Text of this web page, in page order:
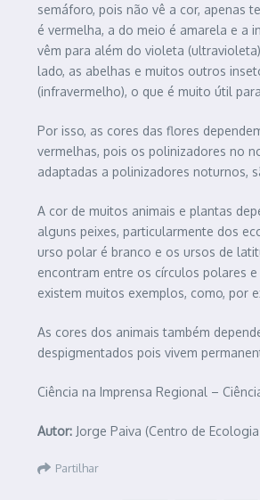
semáforo, pois não vê a cor, apenas
é vermelha, a do meio é amarela e a
vêm para além do violeta
lado, as abelhas e muitos outros
(infravermelho), o que é muito útil
Por isso, as cores das flores
vermelhas, pois os polinizadores no
adaptadas a polinizadores noturnos,
A cor de muitos animais e plantas
alguns peixes, particularmente dos
urso polar é branco e os ursos de
encontram entre os círculos polares
existem muitos exemplos, como, por
As cores dos animais também
despigmentados pois vivem
Ciência na Imprensa Regional –
Autor: Jorge Paiva (Centro de
Partilhar